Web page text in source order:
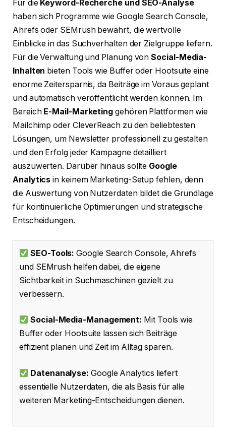
Für die Keyword-Recherche und SEO-Analyse
haben sich Programme wie Google Search Console,
Ahrefs oder SEMrush bewährt, die wertvolle
Einblicke in das Suchverhalten der Zielgruppe liefern.
Für die Verwaltung und Planung vonSocial-Media-
Inhalten bieten Tools wie Buffer oder Hootsuite eine
enorme Zeitersparnis, da Beiträge im Voraus geplant
und automatisch veröffentlicht werden können. Im
Bereich E-Mail-Marketing gehören Plattformen wie
Mailchimp oder CleverReach zu den beliebtesten
Lösungen, um Newsletter professionell zu gestalten
und den Erfolg jeder Kampagne detailliert
auszuwerten. Darüber hinaus sollte Google
Analytics in keinem Marketing-Setup fehlen, denn
die Auswertung von Nutzerdaten bildet die Grundlage
für kontinuierliche Optimierungen und strategische
Entscheidungen.
SEO-Tools: Google Search Console, Ahrefs
und SEMrush helfen dabei, die eigene
Sichtbarkeit in Suchmaschinen gezielt zu
verbessern.
Social-Media-Management: Mit Tools wie
Buffer oder Hootsuite lassen sich Beiträge
effizient planen und Zeit im Alltag sparen.
Datenanalyse: Google Analytics liefert
essentielle Nutzerdaten, die als Basis für alle
weiteren Marketing-Entscheidungen dienen.